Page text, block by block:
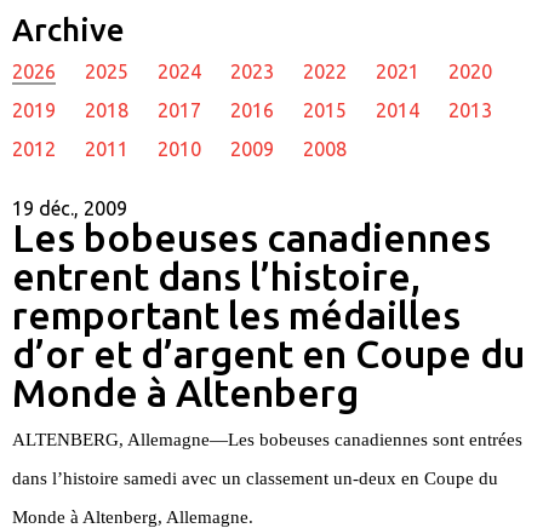
Archive
2026 2025 2024 2023 2022 2021
2020
2019
2018 2017 2016 2015 2014
2013
2012
2011 2010 2009 2008
19 déc., 2009
Les bobeuses canadiennes
entrent dans l’histoire,
remportant les médailles
d’or et d’argent en Coupe du
Monde à Altenberg
ALTENBERG, Allemagne—Les bobeuses canadiennes sont entrées
dans l’histoire samedi avec un classement un-deux en Coupe du
Monde à Altenberg, Allemagne.